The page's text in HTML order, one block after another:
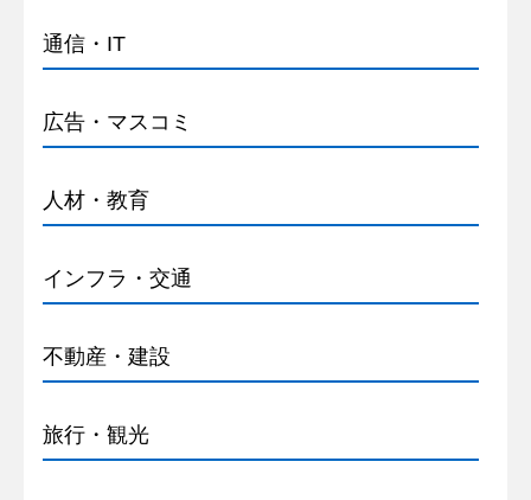
通信・IT
広告・マスコミ
人材・教育
インフラ・交通
不動産・建設
旅行・観光